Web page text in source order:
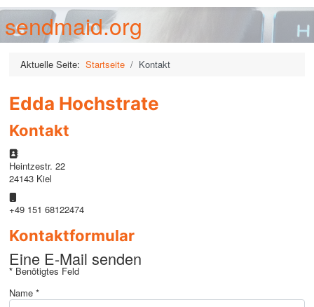
sendmaid.org
Aktuelle Seite: Startseite Kontakt
Edda Hochstrate
Kontakt
Adresse:
Heintzestr. 22
24143 Kiel
Mobil:
+49 151 68122474
Kontaktformular
Eine E-Mail senden
* Benötigtes Feld
Name *